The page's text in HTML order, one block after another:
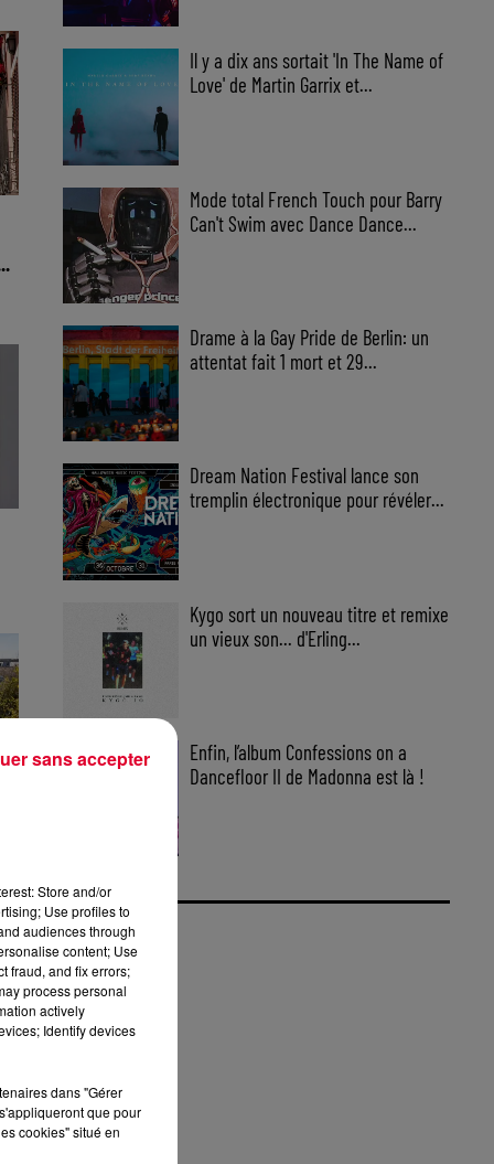
Il y a dix ans sortait 'In The Name of
Love' de Martin Garrix et...
Mode total French Touch pour Barry
Can't Swim avec Dance Dance...
Drame à la Gay Pride de Berlin: un
attentat fait 1 mort et 29...
Dream Nation Festival lance son
tremplin électronique pour révéler...
Kygo sort un nouveau titre et remixe
un vieux son... d'Erling...
Enfin, l’album Confessions on a
Dancefloor II de Madonna est là !
Store and/or
Use profiles to
audiences through
content; Use
fraud, and fix errors;
process personal
actively
Identify devices
dans "Gérer
que pour
cookies" situé en
sans accepter